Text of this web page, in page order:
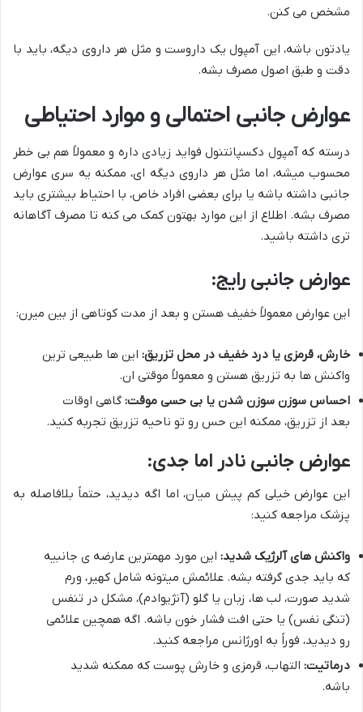
مشخص می کنن.
یادتون باشه، این آمپول یک داروست و مثل هر داروی دیگه، باید با
دقت و طبق اصول مصرف بشه.
عوارض جانبی احتمالی و موارد احتیاطی
درسته که آمپول دکسپانتنول فواید زیادی داره و معمولاً هم بی خطر
محسوب میشه، اما مثل هر داروی دیگه ای، ممکنه یه سری عوارض
جانبی داشته باشه یا برای بعضی افراد خاص، با احتیاط بیشتری باید
مصرف بشه. اطلاع از این موارد بهتون کمک می کنه تا مصرف آگاهانه
تری داشته باشید.
عوارض جانبی رایج:
این عوارض معمولاً خفیف هستن و بعد از مدت کوتاهی از بین میرن:
خارش، قرمزی یا درد خفیف در محل تزریق: این ها طبیعی ترین
واکنش ها به تزریق هستن و معمولاً موقتی ان.
احساس سوزن سوزن شدن یا بی حسی موقت: گاهی اوقات
بعد از تزریق، ممکنه این حس رو تو ناحیه تزریق تجربه کنید.
عوارض جانبی نادر اما جدی:
این عوارض خیلی کم پیش میان، اما اگه دیدید، حتماً بلافاصله به
پزشک مراجعه کنید:
واکنش های آلرژیک شدید: این مورد مهمترین عارضه ی جانبیه
که باید جدی گرفته بشه. علائمش میتونه شامل کهیر، ورم
شدید صورت، لب ها، زبان یا گلو (آنژیوادم)، مشکل در تنفس
(تنگی نفس) یا حتی افت فشار خون باشه. اگه همچین علائمی
رو دیدید، فوراً به اورژانس مراجعه کنید.
درماتیت: التهاب، قرمزی و خارش پوست که ممکنه شدید
باشه.